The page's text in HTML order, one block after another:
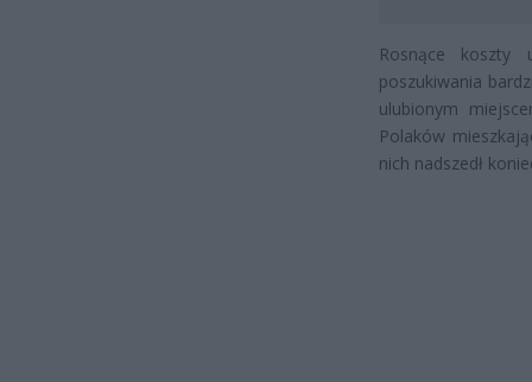
Rosnące koszty
poszukiwania
ulubionym
Polaków
nich nadszedł